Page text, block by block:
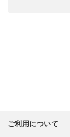
ご利用について